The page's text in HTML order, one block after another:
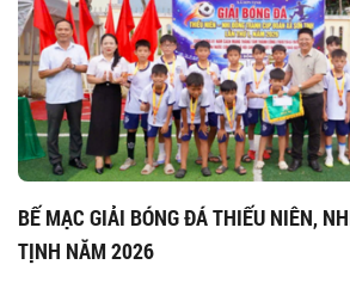
BẾ MẠC GIẢI BÓNG ĐÁ THIẾU NIÊN,
TỊNH NĂM 2026